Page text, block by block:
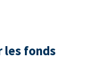
les fonds